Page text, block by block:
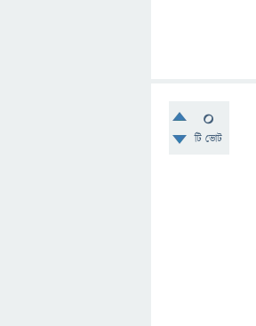
0
টি ভোট